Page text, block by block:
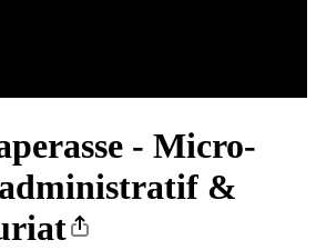
- Micro-
&